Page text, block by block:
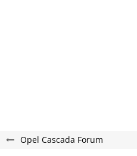
Opel Cascada Forum